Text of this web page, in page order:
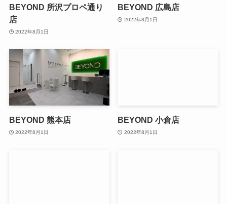
BEYOND 所沢プロペ通り
店
2022年8月1日
BEYOND 広島店
2022年8月1日
BEYOND 熊本店
2022年8月1日
BEYOND 小倉店
2022年8月1日